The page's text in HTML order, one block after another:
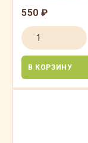
550 ₽
В КОРЗИНУ